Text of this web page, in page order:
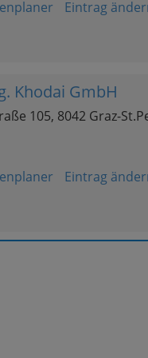
Eintrag
Khodai GmbH
105, 8042 Graz-
Eintrag